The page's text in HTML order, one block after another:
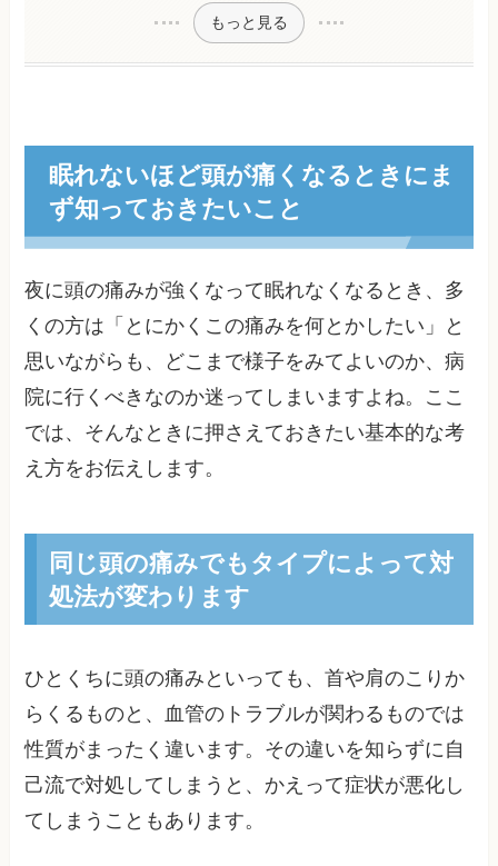
もっと見る
眠れないほど頭が痛くなるときにま
ず知っておきたいこと
夜に頭の痛みが強くなって眠れなくなるとき、多
くの方は「とにかくこの痛みを何とかしたい」と
思いながらも、どこまで様子をみてよいのか、病
院に行くべきなのか迷ってしまいますよね。ここ
では、そんなときに押さえておきたい基本的な考
え方をお伝えします。
同じ頭の痛みでもタイプによって対
処法が変わります
ひとくちに頭の痛みといっても、首や肩のこりか
らくるものと、血管のトラブルが関わるものでは
性質がまったく違います。その違いを知らずに自
己流で対処してしまうと、かえって症状が悪化し
てしまうこともあります。